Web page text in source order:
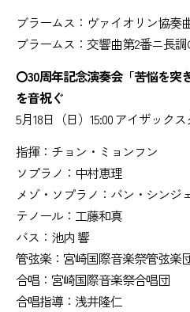
ブラームス：ヴァイオリン協奏
ブラームス：交響曲第2番ニ長調
〇30周年記念演奏会「苦悩を突
を音祝ぐ
5月18日（日）15:00 アイザック
指揮：チョン・ミョンフン
ソプラノ：中村恵理
メゾ・ソプラノ：バン・シンジ
テノール：工藤和真
バス：池内 響
管弦楽：宮崎国際音楽祭管弦楽
合唱：宮崎国際音楽祭合唱団
合唱指導：浅井隆仁